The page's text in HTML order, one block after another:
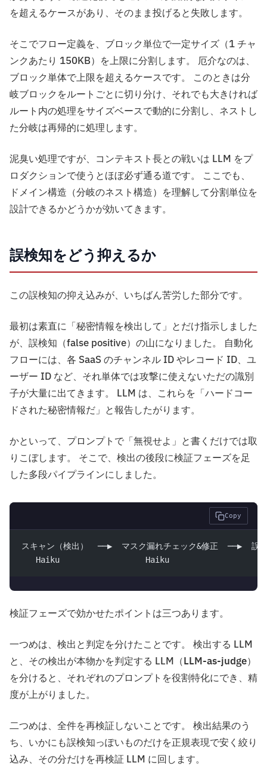
を超えるケースがあり、そのまま投げると失敗します。
そこでフロー定義を、ブロック単位で一定サイズ（1 チャ
ンクあたり 150KB）を上限に分割します。 厄介なのは、
ブロック単体で上限を超えるケースです。 このときは分
岐ブロックをルートごとに切り分け、それでも大きければ
ルート内の処理をサイズベースで動的に分割し、ネストし
た分岐は再帰的に処理します。
泥臭い処理ですが、コンテキスト長との戦いは LLM をプ
ロダクションで使うとほぼ必ず通る道です。 ここでも、
ドメイン構造（分岐のネスト構造）を理解して分割単位を
設計できるかどうかが効いてきます。
誤検知をどう抑えるか
この誤検知の抑え込みが、いちばん苦労した部分です。
最初は素直に「秘密情報を検出して」とだけ指示しました
が、誤検知（false positive）の山になりました。 自動化
フローには、各 SaaS のチャンネル ID やレコード ID、ユ
ーザー ID など、それ単体では攻撃に使えないただの識別
子が大量に出てきます。 LLM は、これらを「ハードコー
ドされた秘密情報だ」と報告したがります。
かといって、プロンプトで「無視せよ」と書くだけでは取
りこぼします。 そこで、検出の後段に検証フェーズを足
した多段パイプラインにしました。
Copy
スキャン（検出）  ──▶  マスク漏れチェック&修正  ──▶  誤
Haiku                  Haiku
検証フェーズで効かせたポイントは三つあります。
一つめは、検出と判定を分けたことです。 検出する LLM
と、その検出が本物かを判定する LLM（LLM-as-judge）
を分けると、それぞれのプロンプトを役割特化にでき、精
度が上がりました。
二つめは、全件を再検証しないことです。 検出結果のう
ち、いかにも誤検知っぽいものだけを正規表現で安く絞り
込み、その分だけを再検証 LLM に回します。